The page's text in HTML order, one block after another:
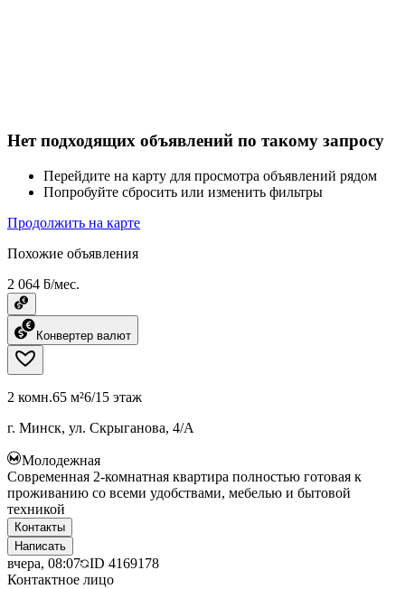
Нет подходящих объявлений по такому запросу
Перейдите на карту для просмотра объявлений рядом
Попробуйте сбросить или изменить фильтры
Продолжить на карте
Похожие объявления
2 064 ƃ/мес.
Конвертер валют
2 комн.65 м²6/15 этаж
г. Минск, ул. Скрыганова, 4/А
Молодежная
Современная 2-комнатная квартира полностью готовая к
проживанию со всеми удобствами, мебелью и бытовой
техникой
Контакты
Написать
вчера, 08:07 ID 4169178
Контактное лицо